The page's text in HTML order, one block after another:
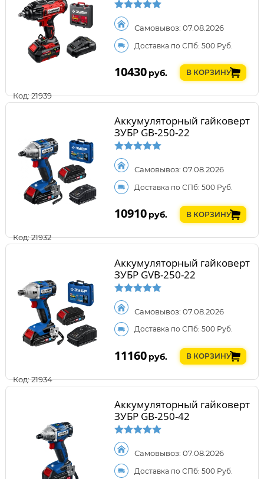
Код: 21939
Самовывоз: 07.08.2026
Доставка по СПб: 500 Руб.
10430 руб. В КОРЗИНУ
Код: 21932
Аккумуляторный гайковерт
ЗУБР GB-250-22
Самовывоз: 07.08.2026
Доставка по СПб: 500 Руб.
10910 руб. В КОРЗИНУ
Код: 21934
Аккумуляторный гайковерт
ЗУБР GVB-250-22
Самовывоз: 07.08.2026
Доставка по СПб: 500 Руб.
11160 руб. В КОРЗИНУ
Аккумуляторный гайковерт
ЗУБР GB-250-42
Самовывоз: 07.08.2026
Доставка по СПб: 500 Руб.